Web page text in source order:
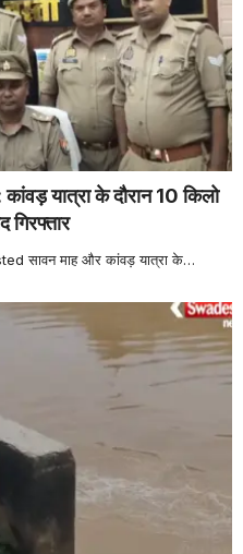
यात्रा के दौरान 10 किलो
गिरफ्तार
सावन माह और कांवड़ यात्रा के…